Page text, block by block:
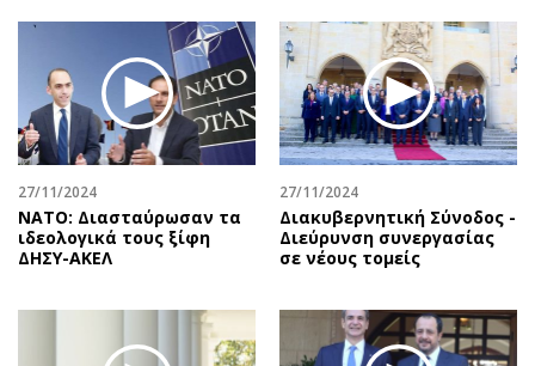
27/11/2024
ΝΑΤΟ: Διασταύρωσαν τα
ιδεολογικά τους ξίφη
ΔΗΣΥ-ΑΚΕΛ
27/11/2024
Διακυβερνητική Σύνοδος -
Διεύρυνση συνεργασίας
σε νέους τομείς